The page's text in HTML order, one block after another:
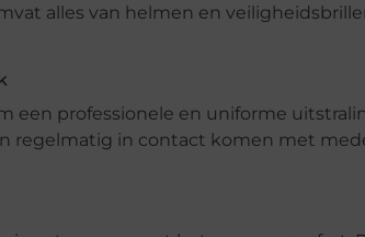
alles van helmen en
een professionele en uniforme
regelmatig in contact komen met